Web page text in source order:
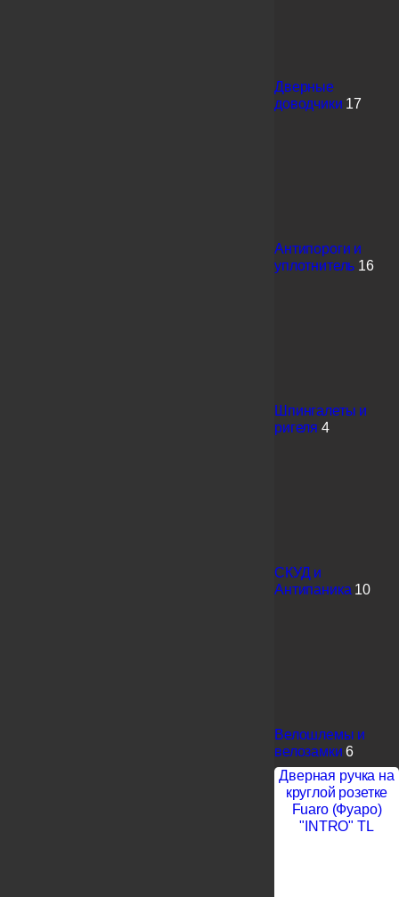
Дверные
доводчики 17
Антипороги и
уплотнитель 16
Шпингалеты и
ригеля 4
СКУД и
Антипаника 10
Велошлемы и
велозамки 6
Дверная ручка на
круглой розетке
Fuaro (Фуаро)
"INTRO" TL